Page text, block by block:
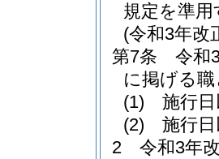
規定を準用
(令和3年改
第7条
令和
に掲げる
(1)
施行
(2)
施行
2
令和3年